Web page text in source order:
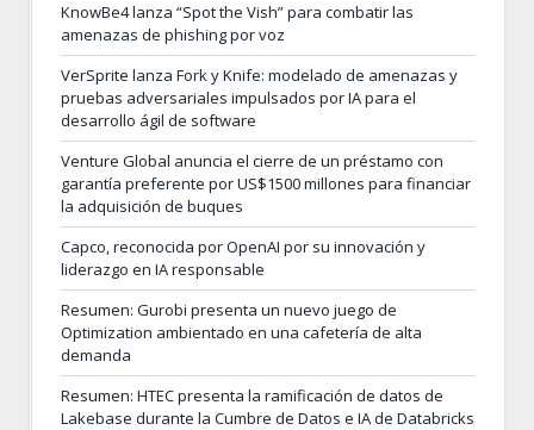
KnowBe4 lanza “Spot the Vish” para combatir las
amenazas de phishing por voz
VerSprite lanza Fork y Knife: modelado de amenazas y
pruebas adversariales impulsados por IA para el
desarrollo ágil de software
Venture Global anuncia el cierre de un préstamo con
garantía preferente por US$1500 millones para financiar
la adquisición de buques
Capco, reconocida por OpenAI por su innovación y
liderazgo en IA responsable
Resumen: Gurobi presenta un nuevo juego de
Optimization ambientado en una cafetería de alta
demanda
Resumen: HTEC presenta la ramificación de datos de
Lakebase durante la Cumbre de Datos e IA de Databricks